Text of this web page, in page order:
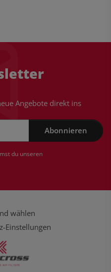
Angebote direkt ins
Abonnieren
du unseren
wählen
Einstellungen